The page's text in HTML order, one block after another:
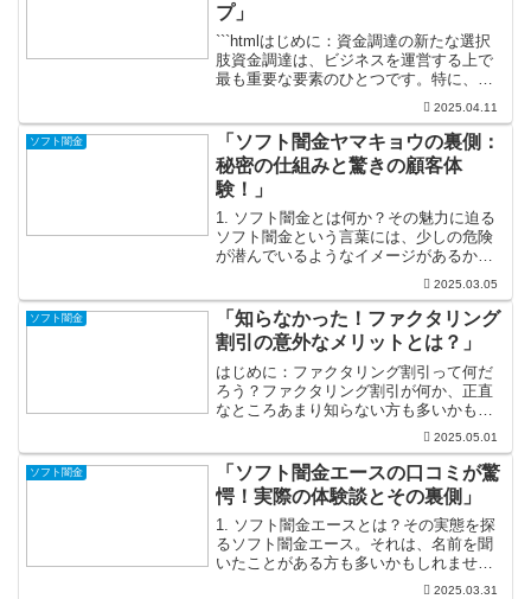
プ」
```htmlはじめに：資金調達の新たな選択
肢資金調達は、ビジネスを運営する上で
最も重要な要素のひとつです。特に、小
規模企業やスタートアップでは、資金繰
りが成功の鍵を握っています。しかし、
従来の融資や投資を受けるプロセスは時
間がかかり、煩雑...
2025.04.11
ソフト闇金
「ソフト闇金ヤマキョウの裏側：
秘密の仕組みと驚きの顧客体
験！」
1. ソフト闇金とは何か？その魅力に迫る
ソフト闇金という言葉には、少しの危険
が潜んでいるようなイメージがあるかも
しれませんが、実はこれが意外な魅力を
持っていることをご存知ですか？通常の
金融機関ではなかなか難しい借入れが、
ソフト闇金ならスムー...
2025.03.05
ソフト闇金
「知らなかった！ファクタリング
割引の意外なメリットとは？」
はじめに：ファクタリング割引って何だ
ろう？ファクタリング割引が何か、正直
なところあまり知らない方も多いかもし
れません。しかし、心配ご無用です！フ
ァクタリングは、企業が売掛金を現金化
できる便利な仕組みであり、特に中小企
業にとっては資金繰りの救...
2025.05.01
ソフト闇金
「ソフト闇金エースの口コミが驚
愕！実際の体験談とその裏側」
1. ソフト闇金エースとは？その実態を探
るソフト闇金エース。それは、名前を聞
いたことがある方も多いかもしれません
ね。一見すると、普通の金融サービスの
2025.03.31